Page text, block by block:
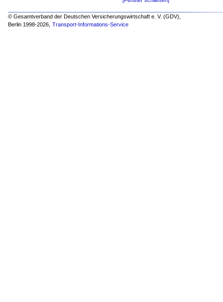
© Gesamtverband der Deutschen Versicherungswirtschaft e. V. (GDV),
Berlin 1998-2026, Transport-Informations-Service